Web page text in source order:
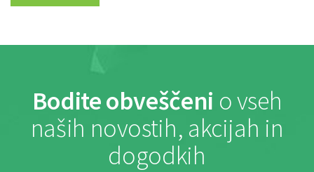
Bodite obveščeni o vseh
naših novostih, akcijah in
dogodkih